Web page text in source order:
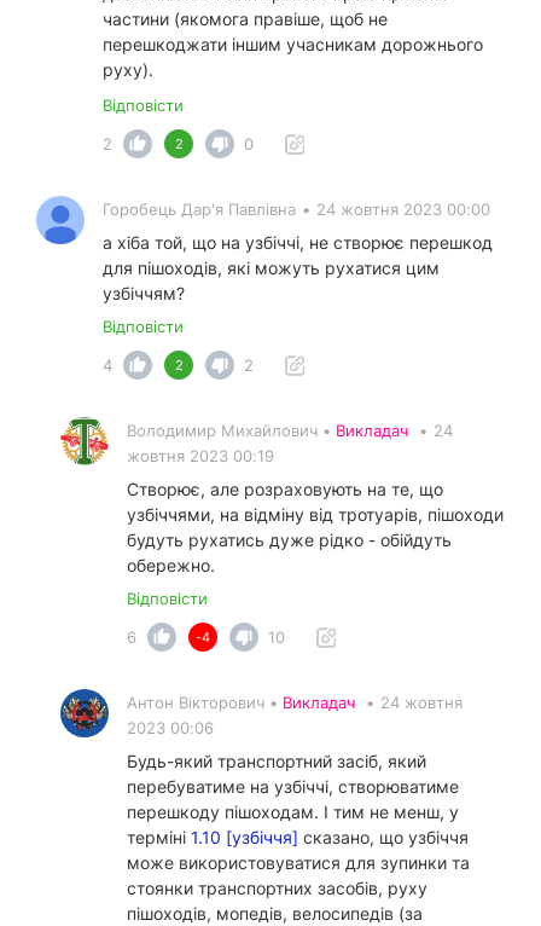
частини (якомога правіше, щоб не
перешкоджати іншим учасникам дорожнього
руху).
Відповісти
2
2 0
Горобець Дар'я Павлівна • 24 жовтня 2023 00:00
а хіба той, що на узбіччі, не створює перешкод
для пішоходів, які можуть рухатися цим
узбіччям?
Відповісти
4
2 2
Володимир Михайлович • Викладач • 24
жовтня 2023 00:19
Створює, але розраховують на те, що
узбіччями, на відміну від тротуарів, пішоходи
будуть рухатись дуже рідко - обійдуть
обережно.
Відповісти
6
-4 10
Антон Вікторович • Викладач • 24 жовтня
2023 00:06
Будь-який транспортний засіб, який
перебуватиме на узбіччі, створюватиме
перешкоду пішоходам. І тим не менш, у
терміні 1.10 [узбіччя] сказано, що узбіччя
може використовуватися для зупинки та
стоянки транспортних засобів, руху
пішоходів, мопедів, велосипедів (за